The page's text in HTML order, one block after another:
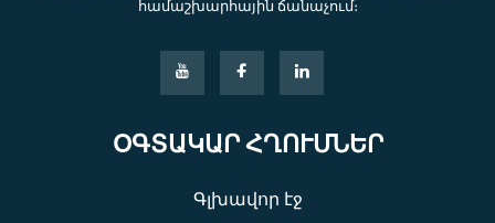
համաշխարհային ճանաչում։
ՕԳՏԱԿԱՐ ՀՂՈՒՄՆԵՐ
Գլխավոր էջ